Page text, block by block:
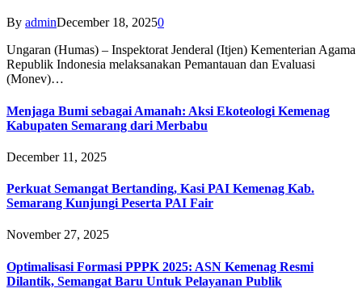
By adminDecember 18, 20250
Ungaran (Humas) – Inspektorat Jenderal (Itjen) Kementerian Agama
Republik Indonesia melaksanakan Pemantauan dan Evaluasi
(Monev)…
Menjaga Bumi sebagai Amanah: Aksi Ekoteologi Kemenag
Kabupaten Semarang dari Merbabu
December 11, 2025
Perkuat Semangat Bertanding, Kasi PAI Kemenag Kab.
Semarang Kunjungi Peserta PAI Fair
November 27, 2025
Optimalisasi Formasi PPPK 2025: ASN Kemenag Resmi
Dilantik, Semangat Baru Untuk Pelayanan Publik